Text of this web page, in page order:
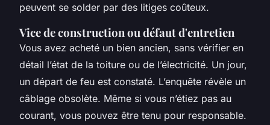
peuvent se solder par des litiges coûteux.
Vice de construction ou défaut d'entretien
Vous avez acheté un bien ancien, sans vérifier en
détail l’état de la toiture ou de l’électricité. Un jour,
un départ de feu est constaté. L’enquête révèle un
câblage obsolète. Même si vous n’étiez pas au
courant, vous pouvez être tenu pour responsable.